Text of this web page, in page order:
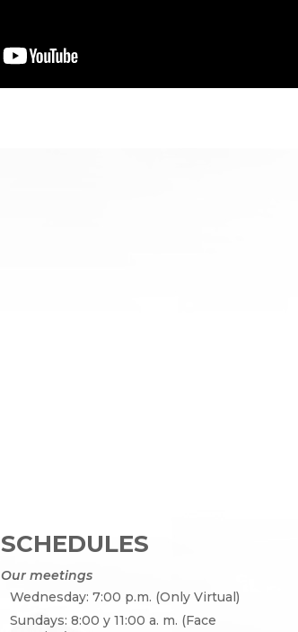
SCHEDULES
Our meetings
Wednesday: 7:00 p.m. (Only Virtual)
Sundays: 8:00 y 11:00 a. m. (Face